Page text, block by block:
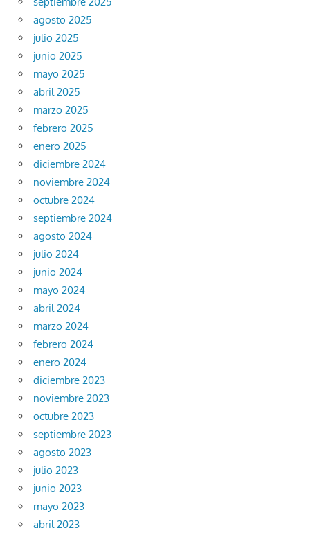
agosto 2025
julio 2025
junio 2025
mayo 2025
abril 2025
marzo 2025
febrero 2025
enero 2025
diciembre 2024
noviembre 2024
octubre 2024
septiembre 2024
agosto 2024
julio 2024
junio 2024
mayo 2024
abril 2024
marzo 2024
febrero 2024
enero 2024
diciembre 2023
noviembre 2023
octubre 2023
septiembre 2023
agosto 2023
julio 2023
junio 2023
mayo 2023
abril 2023